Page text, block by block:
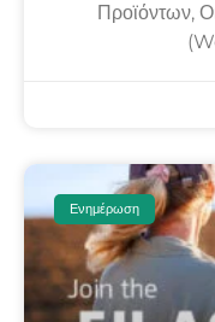
Προϊόντων,
Ενημέρωση